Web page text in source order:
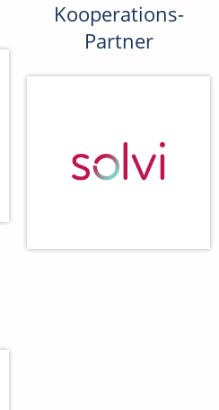
Kooperations-
Partner